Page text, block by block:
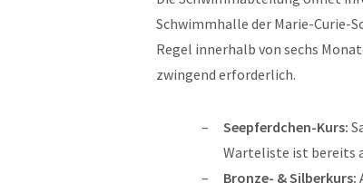
Schwimmhalle der Marie-Curie-
Regel innerhalb von sechs
zwingend erforderlich.
Seepferdchen-Kurs:
Warteliste ist bereits
Bronze- & Silberkurs: